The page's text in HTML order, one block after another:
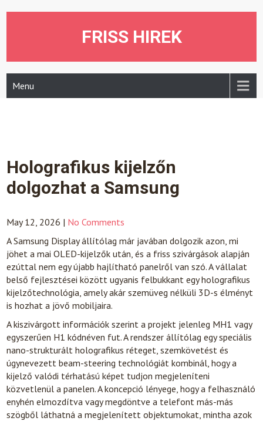
FRISS HIREK
Menu
Holografikus kijelzőn
dolgozhat a Samsung
May 12, 2026 | No Comments
A Samsung Display állítólag már javában dolgozik azon, mi
jöhet a mai OLED-kijelzők után, és a friss szivárgások alapján
ezúttal nem egy újabb hajlítható panelről van szó. A vállalat
belső fejlesztései között ugyanis felbukkant egy holografikus
kijelzőtechnológia, amely akár szemüveg nélküli 3D-s élményt
is hozhat a jövő mobiljaira.
A kiszivárgott információk szerint a projekt jelenleg MH1 vagy
egyszerűen H1 kódnéven fut. A rendszer állítólag egy speciális
nano-strukturált holografikus réteget, szemkövetést és
úgynevezett beam-steering technológiát kombinál, hogy a
kijelző valódi térhatású képet tudjon megjeleníteni
közvetlenül a panelen. A koncepció lényege, hogy a felhasználó
enyhén elmozdítva vagy megdöntve a telefont más-más
szögből láthatná a megjelenített objektumokat, mintha azok